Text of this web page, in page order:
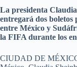
La presidenta
entregará dos
entre México y
la FIFA durante los
CIUDAD DE